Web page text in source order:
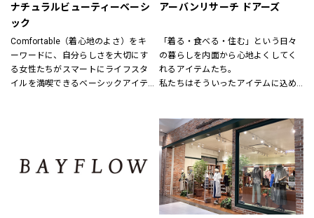
礼服、喪服、パーティードレス、ロ
ングドレス、ブライダルドレス、セ
レモニースーツ、アクセサリー等、
フォーマルアイテムをトータルコー
ディネートで提案させていただきま
す。
ナチュラルビューティーベーシ
ック
Comfortable（着心地のよさ）をキ
ーワードに、自分らしさを大切にす
る女性たちがスマートにライフスタ
イルを満喫できるベーシックアイテ
アーバンリサーチ ドアーズ
「着る・食べる・住む」という日々
の暮らしを内面から心地よくしてく
れるアイテムたち。
私たちはそういったアイテムに込め
「新しい価値観へのドア」を開く案
内役として、日々の暮らしの中で大
切なものを一緒に見つけていきたい
と考えています。
あなたらしいスタイル、あなたにと
ってのベーシックを、DOORSへ探し
にきてください。